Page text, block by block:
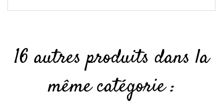
16 autres produits dans la
même catégorie :